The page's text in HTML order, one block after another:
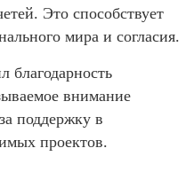
Это способствует
мира и согласия.
благодарность
внимание
поддержку в
проектов.